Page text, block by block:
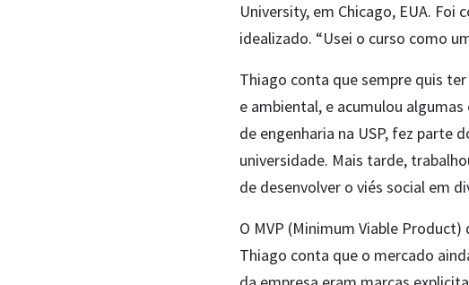
University, em Chicago, EUA.
idealizado. “Usei o curso como
Thiago conta que sempre quis
e ambiental, e acumulou
de engenharia na USP, fez parte
universidade. Mais tarde,
de desenvolver o viés social em
O MVP (Minimum Viable
Thiago conta que o mercado